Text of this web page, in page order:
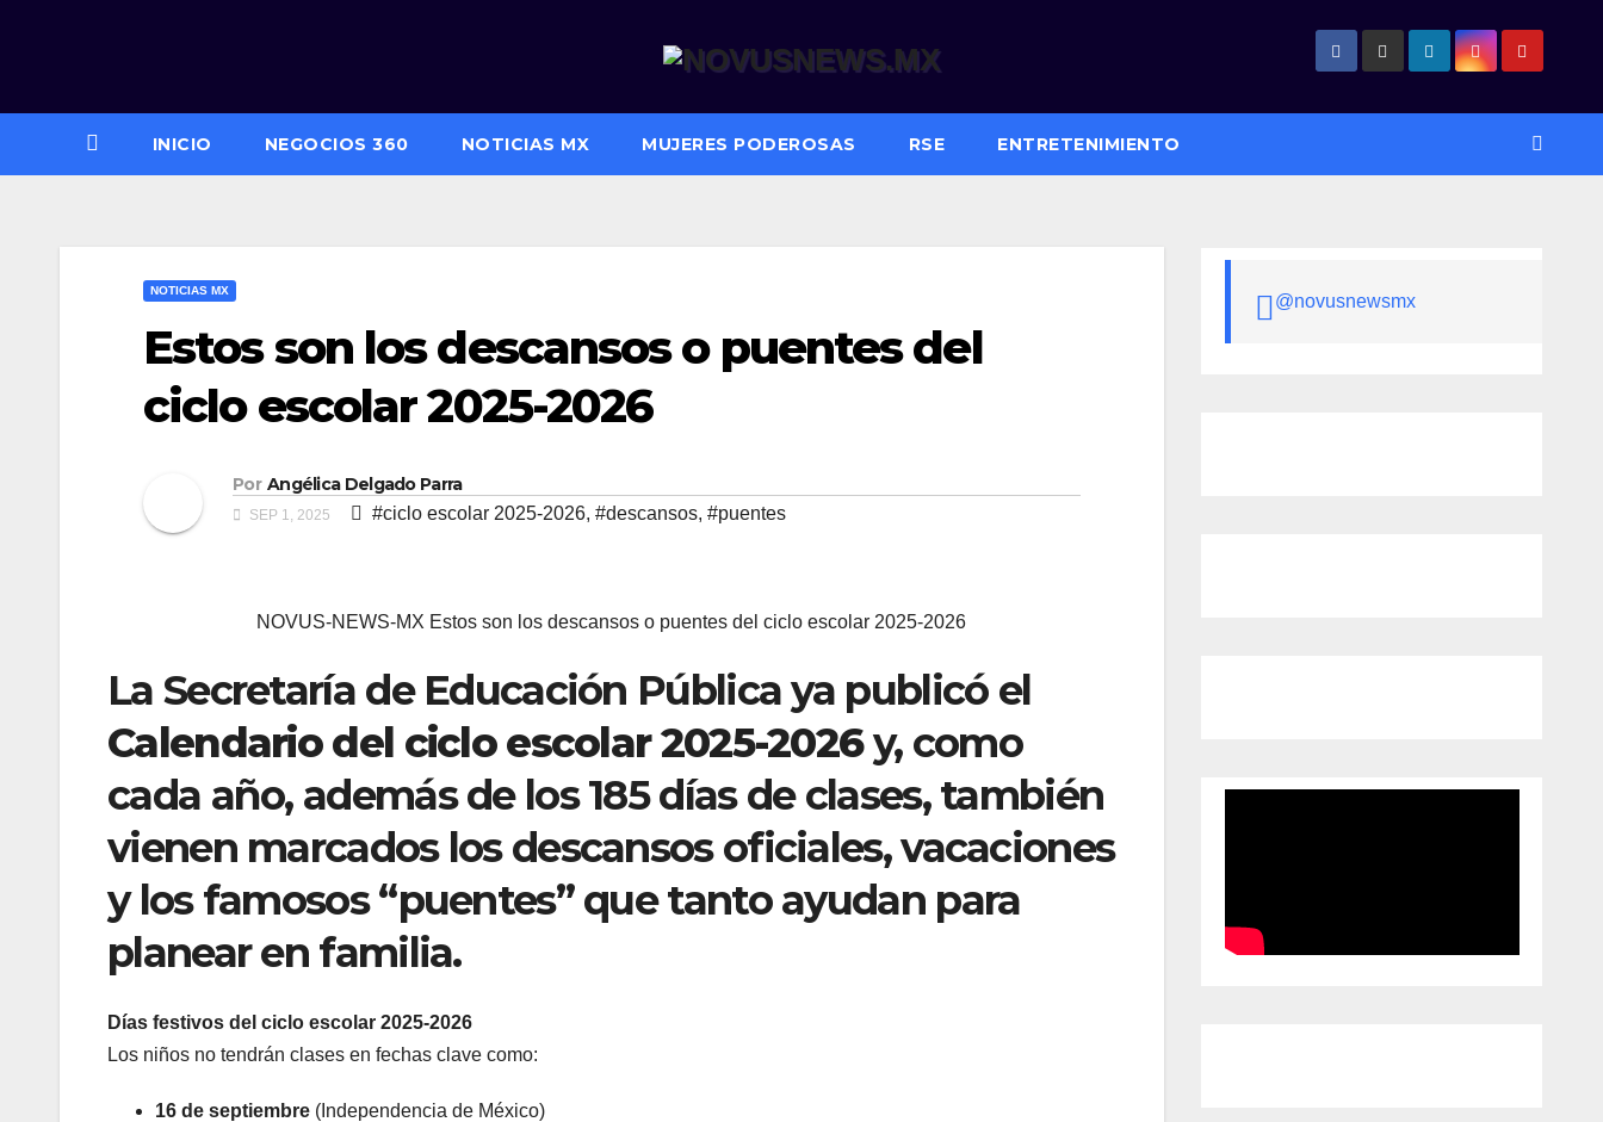
INICIO NEGOCIOS 360 NOTICIAS MX MUJERES PODEROSAS RSE ENTRETENIMIENTO
NOTICIAS MX
Estos son los descansos o puentes del
ciclo escolar 2025-2026
Por Angélica Delgado Parra
SEP 1, 2025 #ciclo escolar 2025-2026, #descansos, #puentes
NOVUS-NEWS-MX Estos son los descansos o puentes del ciclo escolar 2025-2026
La Secretaría de Educación Pública ya publicó el
Calendario del ciclo escolar 2025-2026y, como
cada año, además de los 185 días de clases, también
vienen marcados los descansos oficiales, vacaciones
y los famosos “puentes” que tanto ayudan para
planear en familia.
Días festivos del ciclo escolar 2025-2026
Los niños no tendrán clases en fechas clave como:
16 de septiembre (Independencia de México)
@novusnewsmx